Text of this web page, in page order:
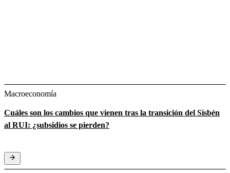
Macroeconomía
Cuáles son los cambios que vienen tras la transición del Sisbén
al RUI: ¿subsidios se pierden?